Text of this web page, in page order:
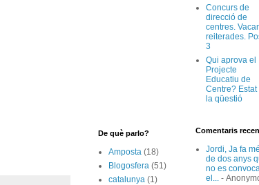
De què parlo?
Amposta (18)
Blogosfera (51)
catalunya (1)
Concurs de
direcció de
centres.
reiterades.
3
Qui aprova el
Projecte
Educatiu de
Centre? Estat
la qüestió
Comentaris
Jordi, Ja fa
de dos anys
no es
el... -